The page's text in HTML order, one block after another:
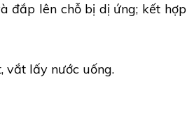
đắp lên chỗ bị dị ứng; kết hợp
vắt lấy nước uống.